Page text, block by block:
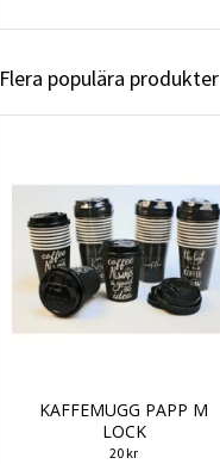
Flera populära produkter
KAFFEMUGG PAPP M
LOCK
20 kr